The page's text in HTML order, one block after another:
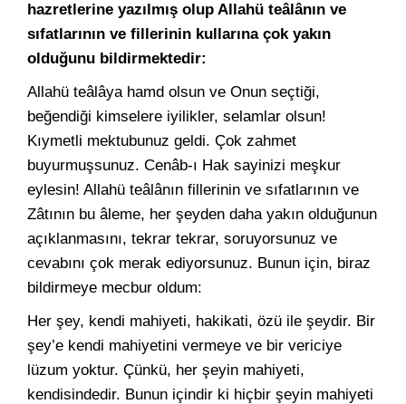
hazretlerine yazılmış olup Allahü teâlânın ve
sıfatlarının ve fillerinin kullarına çok yakın
olduğunu bildirmektedir:
Allahü teâlâya hamd olsun ve Onun seçtiği,
beğendiği kimselere iyilikler, selamlar olsun!
Kıymetli mektubunuz geldi. Çok zahmet
buyurmuşsunuz. Cenâb-ı Hak sayinizi meşkur
eylesin! Allahü teâlânın fillerinin ve sıfatlarının ve
Zâtının bu âleme, her şeyden daha yakın olduğunun
açıklanmasını, tekrar tekrar, soruyorsunuz ve
cevabını çok merak ediyorsunuz. Bunun için, biraz
bildirmeye mecbur oldum:
Her şey, kendi mahiyeti, hakikati, özü ile şeydir. Bir
şey’e kendi mahiyetini vermeye ve bir vericiye
lüzum yoktur. Çünkü, her şeyin mahiyeti,
kendisindedir. Bunun içindir ki hiçbir şeyin mahiyeti